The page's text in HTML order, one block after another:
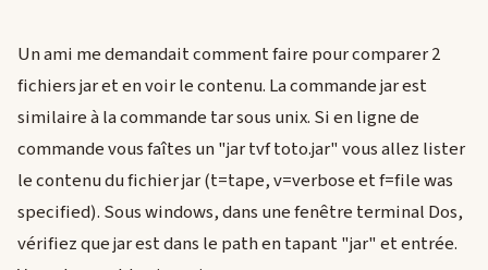
Un ami me demandait comment faire pour comparer 2
fichiers jar et en voir le contenu. La commande jar est
similaire à la commande tar sous unix. Si en ligne de
commande vous faîtes un "jar tvf toto.jar" vous allez lister
le contenu du fichier jar (t=tape, v=verbose et f=file was
specified). Sous windows, dans une fenêtre terminal Dos,
vérifiez que jar est dans le path en tapant "jar" et entrée.